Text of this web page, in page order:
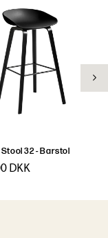
32 - Barstol
DKK